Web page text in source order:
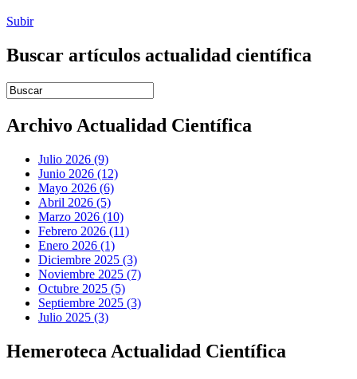
Subir
Buscar artículos actualidad científica
Introduce términos de búsqueda
Archivo Actualidad Científica
Julio 2026 (9)
Junio 2026 (12)
Mayo 2026 (6)
Abril 2026 (5)
Marzo 2026 (10)
Febrero 2026 (11)
Enero 2026 (1)
Diciembre 2025 (3)
Noviembre 2025 (7)
Octubre 2025 (5)
Septiembre 2025 (3)
Julio 2025 (3)
Hemeroteca Actualidad Científica